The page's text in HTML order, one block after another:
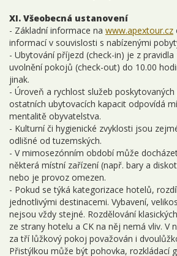
XI. Všeobecná ustanovení
- Základní informace na www.apextour.cz
informací v souvislosti s nabízenými
- Ubytování příjezd (check-in) je z pravidla
uvolnění pokojů (check-out) do 10.00
jinak.
- Úroveň a rychlost služeb
ostatních ubytovacích kapacit odpovídá
mentalitě obyvatelstva.
- Kulturní či hygienické zvyklosti jsou
odlišné od tuzemských.
- V mimosezónním období může
některá místní zařízení (např. bary a
nebo je provoz omezen.
- Pokud se týká kategorizace hotelů,
jednotlivými destinacemi. Vybavení,
nejsou vždy stejné. Rozdělování
ze strany hotelu a CK na něj nemá vliv. V
za tří lůžkový pokoj považován i
Přistýlkou může být pohovka, rozkládací